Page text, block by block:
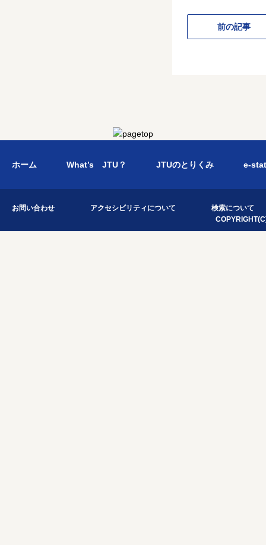
前の記事
ホーム What’s JTU？ JTUのとりくみ e-
お問い合わせ アクセシビリティについて
検索について